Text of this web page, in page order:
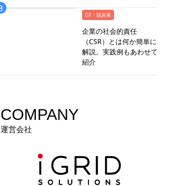
GX・脱炭素
企業の社会的責任
（CSR）とは何か簡単に
解説。実践例もあわせて
紹介
COMPANY
運営会社